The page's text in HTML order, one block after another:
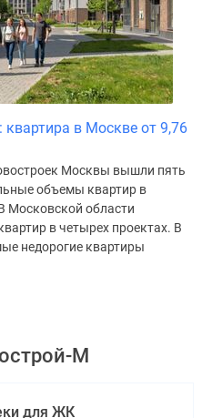
в Москве от 9,76
Москвы вышли пять
объемы квартир в
Московской области
в четырех проектах. В
недорогие квартиры
М
для ЖК